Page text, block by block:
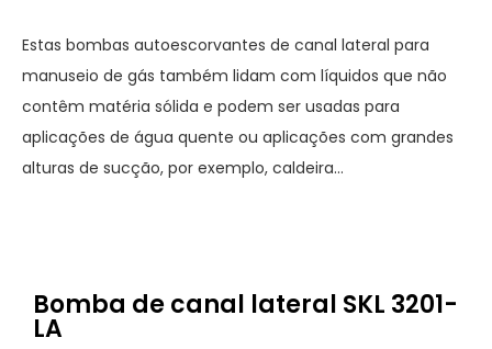
Estas bombas autoescorvantes de canal lateral para
manuseio de gás também lidam com líquidos que não
contêm matéria sólida e podem ser usadas para
aplicações de água quente ou aplicações com grandes
alturas de sucção, por exemplo, caldeira…
Bomba de canal lateral SKL 3201-
LA